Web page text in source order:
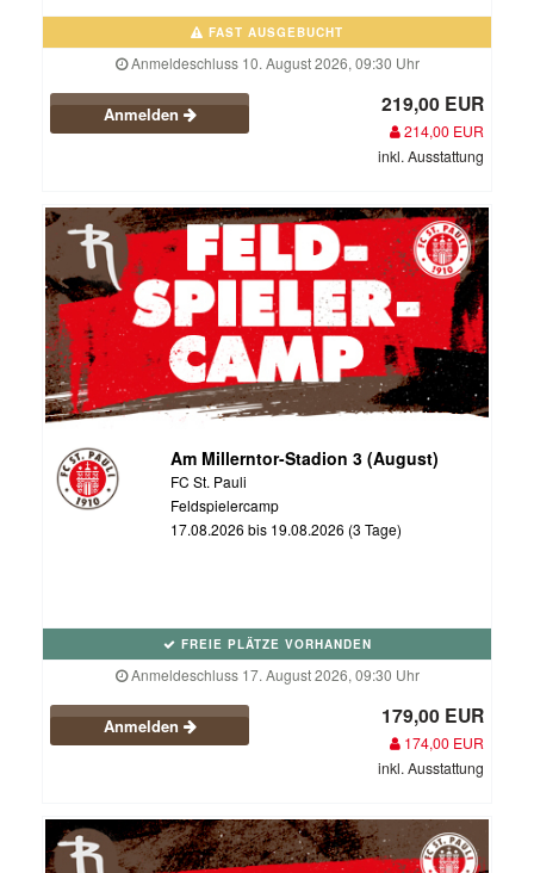
FAST AUSGEBUCHT
Anmeldeschluss 10. August 2026, 09:30 Uhr
Anmelden 219,00 EUR
214,00 EUR
inkl. Ausstattung
Am Millerntor-Stadion 3 (August)
FC St. Pauli
Feldspielercamp
17.08.2026 bis 19.08.2026 (3 Tage)
FREIE PLÄTZE VORHANDEN
Anmeldeschluss 17. August 2026, 09:30 Uhr
Anmelden 179,00 EUR
174,00 EUR
inkl. Ausstattung